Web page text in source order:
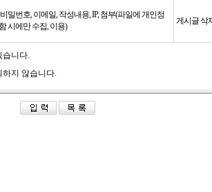
밀번호, 이메일, 작성내용, IP, 첨부(파일에 개인정
시에만 수집, 이용)
게시글 삭
습니다.
하지 않습니다.